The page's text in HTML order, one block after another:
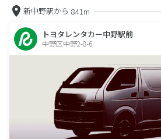
新中野駅から 841m
トヨタレンタカー中野駅前
中野区中野2-8-6